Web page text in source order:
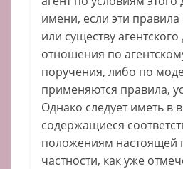
имени, если эти
или существу
отношения по
поручения, либо по
применяются правила,
Однако следует иметь в
содержащиеся
положениям настоящей
частности, как уже